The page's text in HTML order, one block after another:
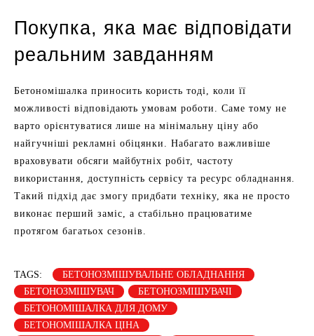
Покупка, яка має відповідати
реальним завданням
Бетономішалка приносить користь тоді, коли її
можливості відповідають умовам роботи. Саме тому не
варто орієнтуватися лише на мінімальну ціну або
найгучніші рекламні обіцянки. Набагато важливіше
враховувати обсяги майбутніх робіт, частоту
використання, доступність сервісу та ресурс обладнання.
Такий підхід дає змогу придбати техніку, яка не просто
виконає перший заміс, а стабільно працюватиме
протягом багатьох сезонів.
TAGS:
БЕТОНОЗМІШУВАЛЬНЕ ОБЛАДНАННЯ
БЕТОНОЗМІШУВАЧ
БЕТОНОЗМІШУВАЧІ
БЕТОНОМІШАЛКА ДЛЯ ДОМУ
БЕТОНОМІШАЛКА ЦІНА